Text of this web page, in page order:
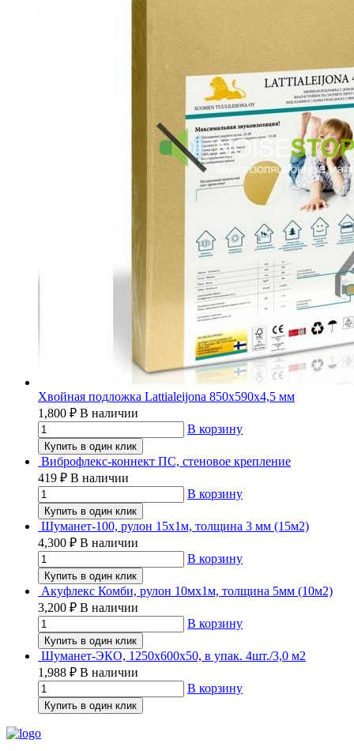
Хвойная подложка Lattialeijona 850х590х4,5 мм
1,800 ₽ В наличии
В корзину
Купить в один клик
Виброфлекс-коннект ПС, стеновое крепление
419 ₽ В наличии
В корзину
Купить в один клик
Шуманет-100, рулон 15х1м, толщина 3 мм (15м2)
4,300 ₽ В наличии
В корзину
Купить в один клик
Акуфлекс Комби, рулон 10мх1м, толщина 5мм (10м2)
3,200 ₽ В наличии
В корзину
Купить в один клик
Шуманет-ЭКО, 1250х600х50, в упак. 4шт./3,0 м2
1,988 ₽ В наличии
В корзину
Купить в один клик